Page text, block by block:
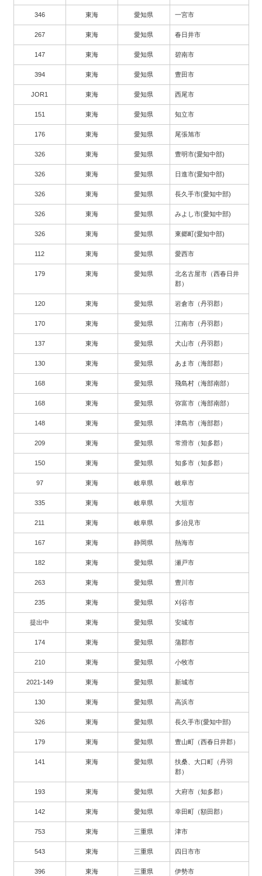
346 東海 愛知県 一宮市
267 東海 愛知県 春日井市
147 東海 愛知県 碧南市
394 東海 愛知県 豊田市
JOR1 東海 愛知県 西尾市
151 東海 愛知県 知立市
176 東海 愛知県 尾張旭市
326 東海 愛知県 豊明市(愛知中部)
326 東海 愛知県 日進市(愛知中部)
326 東海 愛知県 長久手市(愛知中部)
326 東海 愛知県 みよし市(愛知中部)
326 東海 愛知県 東郷町(愛知中部)
112 東海 愛知県 愛西市
179 東海 愛知県
北名古屋市（西春日井
郡）
120 東海 愛知県 岩倉市（丹羽郡）
170 東海 愛知県 江南市（丹羽郡）
137 東海 愛知県 犬山市（丹羽郡）
130 東海 愛知県 あま市（海部郡）
168 東海 愛知県 飛島村（海部南部）
168 東海 愛知県 弥富市（海部南部）
148 東海 愛知県 津島市（海部郡）
209 東海 愛知県 常滑市（知多郡）
150 東海 愛知県 知多市（知多郡）
97 東海 岐阜県 岐阜市
335 東海 岐阜県 大垣市
211 東海 岐阜県 多治見市
167 東海 静岡県 熱海市
182 東海 愛知県 瀬戸市
263 東海 愛知県 豊川市
235 東海 愛知県 刈谷市
提出中 東海 愛知県 安城市
174 東海 愛知県 蒲郡市
210 東海 愛知県 小牧市
2021-149 東海 愛知県 新城市
130 東海 愛知県 高浜市
326 東海 愛知県 長久手市(愛知中部)
179 東海 愛知県 豊山町（西春日井郡）
141 東海 愛知県
扶桑、大口町（丹羽
郡）
193 東海 愛知県 大府市（知多郡）
142 東海 愛知県 幸田町（額田郡）
753 東海 三重県 津市
543 東海 三重県 四日市市
396 東海 三重県 伊勢市